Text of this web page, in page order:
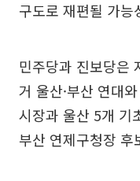
구도로 재편될 가능
민주당과 진보당은
거 울산·부산 연대
시장과 울산 5개 기
부산 연제구청장